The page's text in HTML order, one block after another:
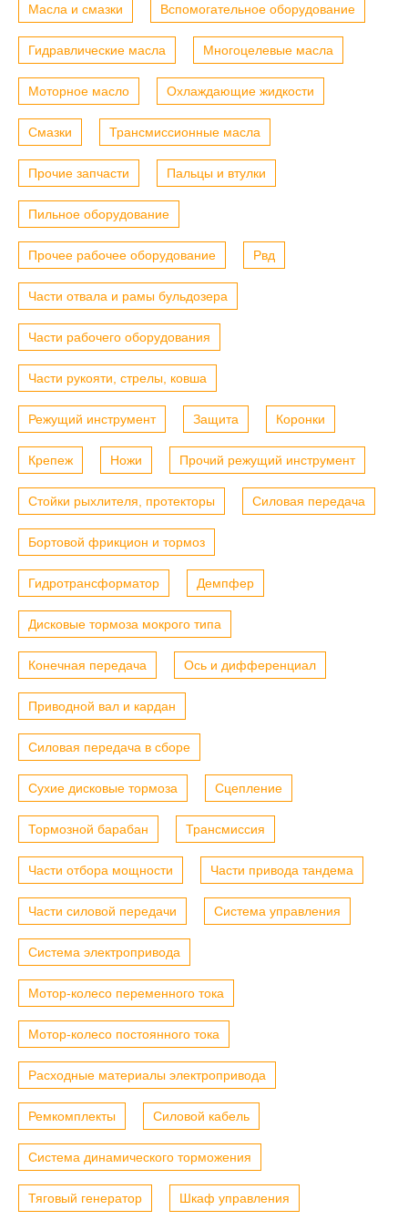
Масла и смазки Вспомогательное оборудование
Гидравлические масла Многоцелевые масла
Моторное масло Охлаждающие жидкости
Смазки Трансмиссионные масла
Прочие запчасти Пальцы и втулки
Пильное оборудование
Прочее рабочее оборудование Рвд
Части отвала и рамы бульдозера
Части рабочего оборудования
Части рукояти, стрелы, ковша
Режущий инструмент Защита Коронки
Крепеж Ножи Прочий режущий инструмент
Стойки рыхлителя, протекторы Силовая передача
Бортовой фрикцион и тормоз
Гидротрансформатор Демпфер
Дисковые тормоза мокрого типа
Конечная передача Ось и дифференциал
Приводной вал и кардан
Силовая передача в сборе
Сухие дисковые тормоза Сцепление
Тормозной барабан Трансмиссия
Части отбора мощности Части привода тандема
Части силовой передачи Система управления
Система электропривода
Мотор-колесо переменного тока
Мотор-колесо постоянного тока
Расходные материалы электропривода
Ремкомплекты Силовой кабель
Система динамического торможения
Тяговый генератор Шкаф управления